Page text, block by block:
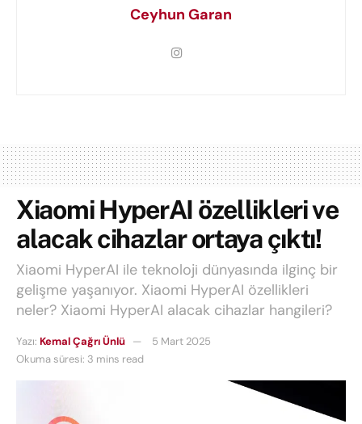
Ceyhun Garan
Xiaomi HyperAI özellikleri ve
alacak cihazlar ortaya çıktı!
Xiaomi HyperAI ile teknoloji dünyasında ilginç bir
gelişme yaşanıyor. Xiaomi HyperAI özellikleri
neler? Xiaomi HyperAI alacak cihazlar hangileri?
Yazı: Kemal Çağrı Ünlü
5 Mart 2025
Okuma süresi: 3 mins read